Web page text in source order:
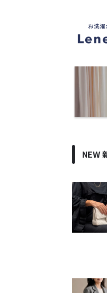
類
ケ
洗
ウ
ハ
ウ
メ
NEW